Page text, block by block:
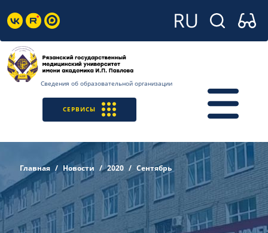
Сведения об образовательной организации
СЕРВИСЫ
Главная Новости 2020 Сентябрь